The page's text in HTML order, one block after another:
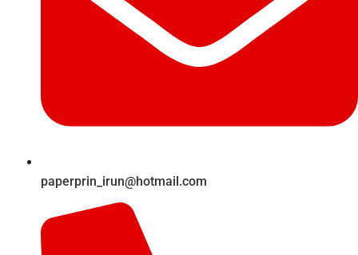
paperprin_irun@hotmail.com